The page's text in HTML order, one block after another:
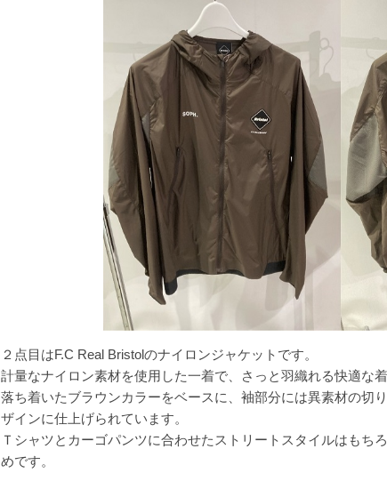
２点目はF.C Real Bristolのナイロンジャケットです。
計量なナイロン素材を使用した一着で、さっと羽織れる快適な着
落ち着いたブラウンカラーをベースに、袖部分には異素材の切
ザインに仕上げられています。
Ｔシャツとカーゴパンツに合わせたストリートスタイルはもち
めです。